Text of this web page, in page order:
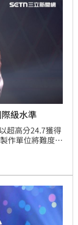
級水準
超高分24.7獲得
作單位將難度再
雞皮疙瘩，用
忍不住狂讚：
過你！」超強實